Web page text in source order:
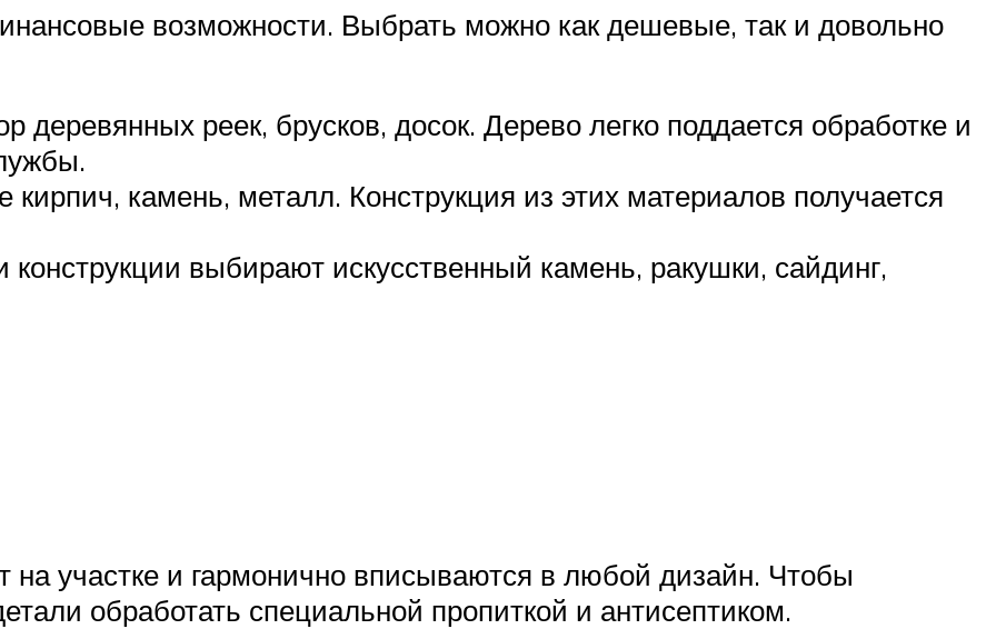
возможности. Выбрать можно как дешевые, так и довольно
реек, брусков, досок. Дерево легко поддается обработке и
кирпич, камень, металл. Конструкция из этих материалов получается
выбирают искусственный камень, ракушки, сайдинг,
на участке и гармонично вписываются в любой дизайн. Чтобы
обработать специальной пропиткой и антисептиком.